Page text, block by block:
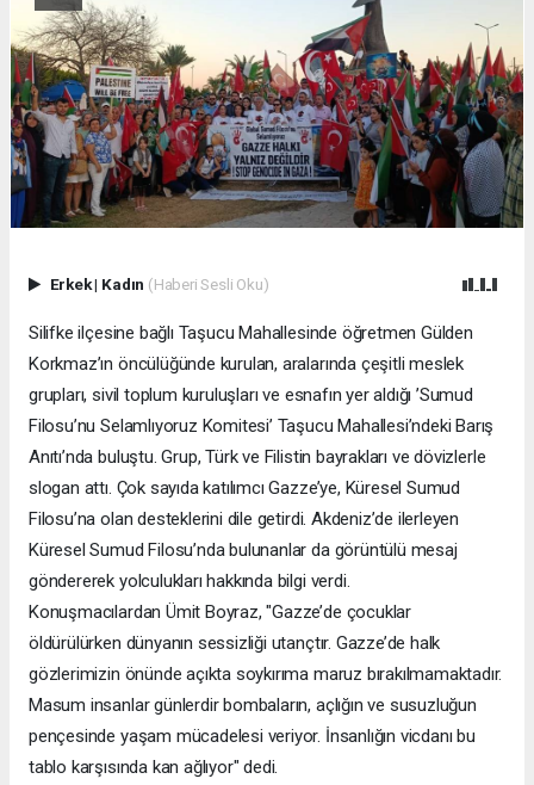
Erkek| Kadın (Haberi Sesli Oku)
Silifke ilçesine bağlı Taşucu Mahallesinde öğretmen Gülden
Korkmaz’ın öncülüğünde kurulan, aralarında çeşitli meslek
grupları, sivil toplum kuruluşları ve esnafın yer aldığı ’Sumud
Filosu’nu Selamlıyoruz Komitesi’ Taşucu Mahallesi’ndeki Barış
Anıtı’nda buluştu. Grup, Türk ve Filistin bayrakları ve dövizlerle
slogan attı. Çok sayıda katılımcı Gazze’ye, Küresel Sumud
Filosu’na olan desteklerini dile getirdi. Akdeniz’de ilerleyen
Küresel Sumud Filosu’nda bulunanlar da görüntülü mesaj
göndererek yolculukları hakkında bilgi verdi.
Konuşmacılardan Ümit Boyraz, "Gazze’de çocuklar
öldürülürken dünyanın sessizliği utançtır. Gazze’de halk
gözlerimizin önünde açıkta soykırıma maruz bırakılmamaktadır.
Masum insanlar günlerdir bombaların, açlığın ve susuzluğun
pençesinde yaşam mücadelesi veriyor. İnsanlığın vicdanı bu
tablo karşısında kan ağlıyor" dedi.